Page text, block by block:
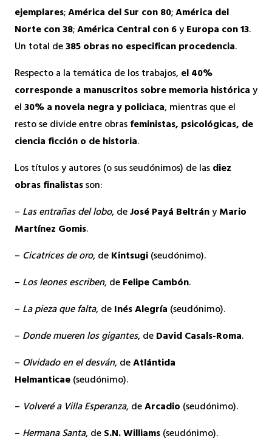
ejemplares;América del Sur con 80;América del
Norte con 38;América Central con 6yEuropa con 13.
Un total de385 obras no especifican procedencia.
Respecto a la temática de los trabajos,el 40%
corresponde a manuscritos sobre memoria históricay
el30% a novela negra y policiaca, mientras que el
resto se divide entre obrasfeministas, psicológicas, de
ciencia ficción o de historia.
Los títulos y autores (o sus seudónimos) de lasdiez
obras finalistasson:
– Las entrañas del lobo, deJosé Payá BeltrányMario
Martínez Gomis.
– Cicatrices de oro, deKintsugi(seudónimo).
– Los leones escriben, deFelipe Cambón.
– La pieza que falta, deInés Alegría (seudónimo).
– Donde mueren los gigantes, deDavid Casals-Roma.
– Olvidado en el desván, deAtlántida
Helmanticae(seudónimo).
– Volveré a Villa Esperanza, deArcadio (seudónimo).
– Hermana Santa, deS.N. Williams(seudónimo).